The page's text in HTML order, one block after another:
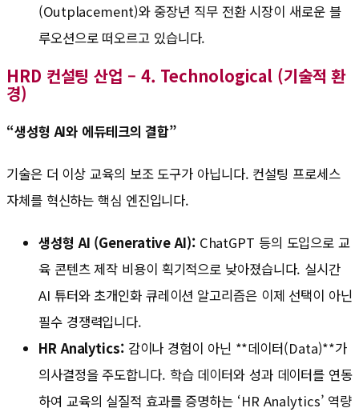
(Outplacement)와 중장년 직무 전환 시장이 새로운 블
루오션으로 떠오르고 있습니다.
HRD 컨설팅 산업 – 4. Technological (기술적 환
경)
“생성형 AI와 에듀테크의 결합”
기술은 더 이상 교육의 보조 도구가 아닙니다. 컨설팅 프로세스
자체를 혁신하는 핵심 엔진입니다.
생성형 AI (Generative AI):ChatGPT 등의 도입으로 교
육 콘텐츠 제작 비용이 획기적으로 낮아졌습니다. 실시간
AI 튜터와 초개인화 큐레이션 알고리즘은 이제 선택이 아닌
필수 경쟁력입니다.
HR Analytics:감이나 경험이 아닌 **데이터(Data)**가
의사결정을 주도합니다. 학습 데이터와 성과 데이터를 연동
하여 교육의 실질적 효과를 증명하는 ‘HR Analytics’ 역량